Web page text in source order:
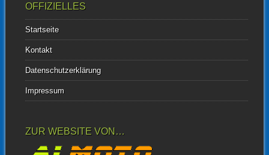
OFFIZIELLES
Startseite
Kontakt
Datenschutzerklärung
Impressum
ZUR WEBSITE VON…